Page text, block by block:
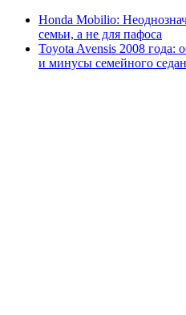
Honda Mobilio:
семьи, а не для пафоса
Toyota Avensis 2008 года:
и минусы семейного